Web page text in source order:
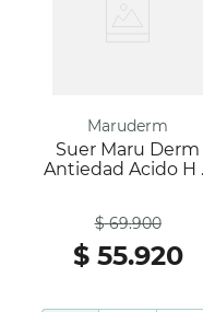
Maruderm
Suer Maru Derm
Antiedad Acido H
$ 69.900
$ 55.920